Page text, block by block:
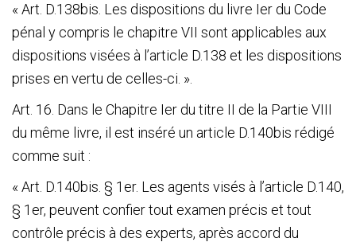
Presse
La
Cantine
Contacts
« Art. D.138bis. Les dispositions du livre Ier du Code
pénal y compris le chapitre VII sont applicables aux
dispositions visées à l’article D.138 et les dispositions
prises en vertu de celles-ci. ».
Art. 16. Dans le Chapitre Ier du titre II de la Partie VIII
du même livre, il est inséré un article D.140bis rédigé
comme suit :
« Art. D.140bis. § 1 er. Les agents visés à l’article D.140,
§ 1 er, peuvent confier tout examen précis et tout
contrôle précis à des experts, après accord du